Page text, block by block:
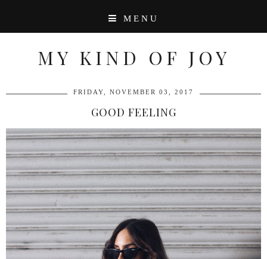
MENU
MY KIND OF JOY
FRIDAY, NOVEMBER 03, 2017
GOOD FEELING